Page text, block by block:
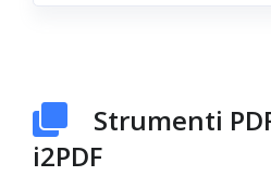
Strumenti
i2PDF